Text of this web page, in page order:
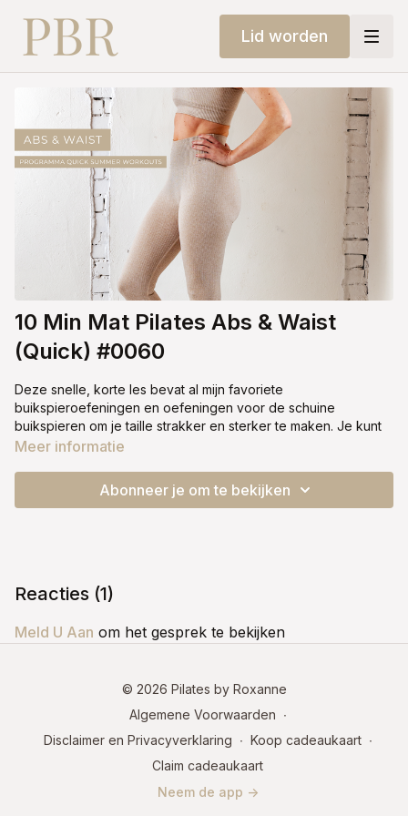
Lid worden
10 Min Mat Pilates Abs & Waist
(Quick) #0060
Deze snelle, korte les bevat al mijn favoriete
buikspieroefeningen en oefeningen voor de schuine
buikspieren om je taille strakker en sterker te maken. Je kunt
de les volgen zonder gewichten, maar als je meer ervaren
paar keer herhalen voor een intensieve buikspiertraining.
Meer informatie
Abonneer je om te bekijken
Reacties (1)
Meld U Aan om het gesprek te bekijken
© 2026 Pilates by Roxanne
Algemene Voorwaarden ∙
Disclaimer en Privacyverklaring ∙ Koop cadeaukaart ∙
Claim cadeaukaart
Neem de app ->